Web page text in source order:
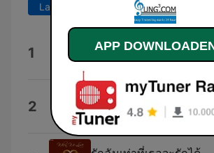
Laatste 7 dagen Laatste 30 dagen
1 เข้าใจฉันไหม (feat. ตู่ ภพ
Da Endorphine
2 ไม่พูดก็เข้าใจ
Praw Kanitkul
APP